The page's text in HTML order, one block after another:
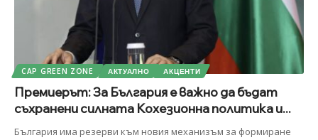
CAP GREEN ZONE АКТУАЛНО АКЦЕНТИ
Премиерът: За България е важно да бъдат
съхранени силната Кохезионна политика и...
България има резерви към новия механизъм за формиране